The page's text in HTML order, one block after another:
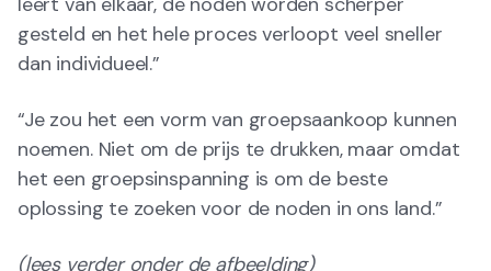
gesteld en het hele proces verloopt veel sneller
dan individueel.”
“Je zou het een vorm van groepsaankoop kunnen
noemen. Niet om de prijs te drukken, maar omdat
het een groepsinspanning is om de beste
oplossing te zoeken voor de noden in ons land.”
(lees verder onder de afbeelding)